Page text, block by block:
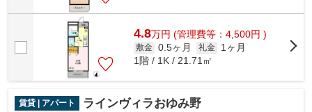
4.8万円 (管理費等：4,500円 )
敷金 0.5ヶ月 礼金
1ヶ月
1階 / 1K / 21.71㎡
賃貸 | アパート ラインヴィラおゆみ野